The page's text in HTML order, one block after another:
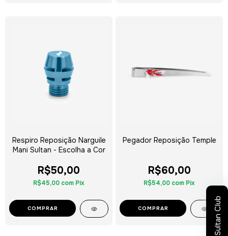
Respiro Reposição Narguile
Mani Sultan - Escolha a Cor
R$50,00
R$45,00 com Pix
COMPRAR
Pegador Reposição Temple
R$60,00
R$54,00 com Pix
COMPRAR Sultan Club